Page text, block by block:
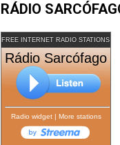
RÁDIO
FREE INTERNET RADIO STATIONS
Rádio Sarcófago
Radio widget| More stations